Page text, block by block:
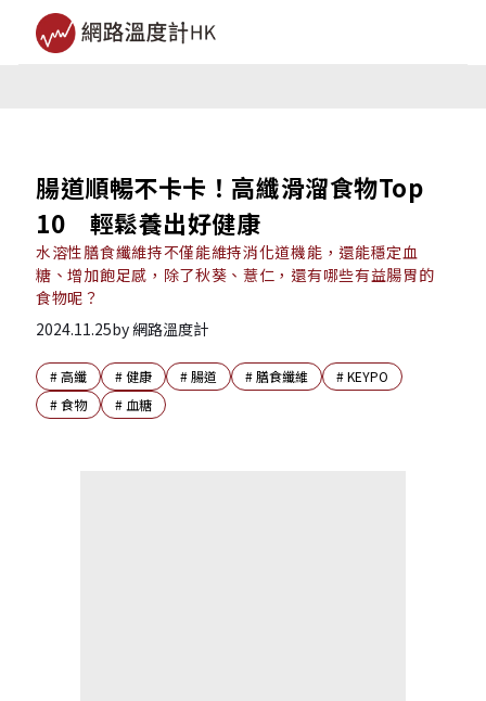
腸道順暢不卡卡！高纖滑溜食物Top
10 輕鬆養出好健康
水溶性膳食纖維持不僅能維持消化道機能，還能穩定血
糖、增加飽足感，除了秋葵、薏仁，還有哪些有益腸胃的
食物呢？
2024.11.25by網路溫度計
#高纖 #健康 #腸道 #膳食纖維 #KEYPO
#食物 # 血糖